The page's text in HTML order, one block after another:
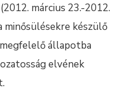
március 23.-2012.
minősülésekre készülő
állapotba
elvének